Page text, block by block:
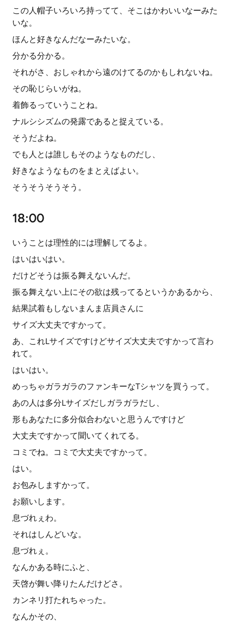
この人帽子いろいろ持ってて、そこはかわいいなーみた
いな。
ほんと好きなんだなーみたいな。
分かる分かる。
それがさ、おしゃれから遠のけてるのかもしれないね。
その恥じらいがね。
着飾るっていうことね。
ナルシシズムの発露であると捉えている。
そうだよね。
でも人とは誰しもそのようなものだし、
好きなようなものをまとえばよい。
そうそうそうそう。
18:00
いうことは理性的には理解してるよ。
はいはいはい。
だけどそうは振る舞えないんだ。
振る舞えない上にその欲は残ってるというかあるから、
結果試着もしないまんま店員さんに
サイズ大丈夫ですかって。
あ、これLサイズですけどサイズ大丈夫ですかって言わ
れて。
はいはい。
めっちゃガラガラのファンキーなTシャツを買うって。
あの人は多分Lサイズだしガラガラだし、
形もあなたに多分似合わないと思うんですけど
大丈夫ですかって聞いてくれてる。
コミでね。コミで大丈夫ですかって。
はい。
お包みしますかって。
お願いします。
息づれぇわ。
それはしんどいな。
息づれぇ。
なんかある時にふと、
天啓が舞い降りたんだけどさ。
カンネリ打たれちゃった。
なんかその、